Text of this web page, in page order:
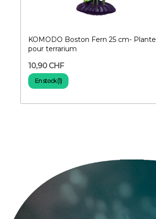
KOMODO Boston Fern 25 cm- Plante
pour terrarium
10,90 CHF
En stock (1)